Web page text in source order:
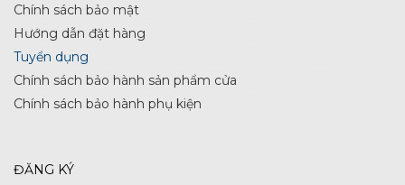
Chính sách bảo mật
Hướng dẫn đặt hàng
Tuyển dụng
Chính sách bảo hành sản phẩm cửa
Chính sách bảo hành phụ kiện
ĐĂNG KÝ